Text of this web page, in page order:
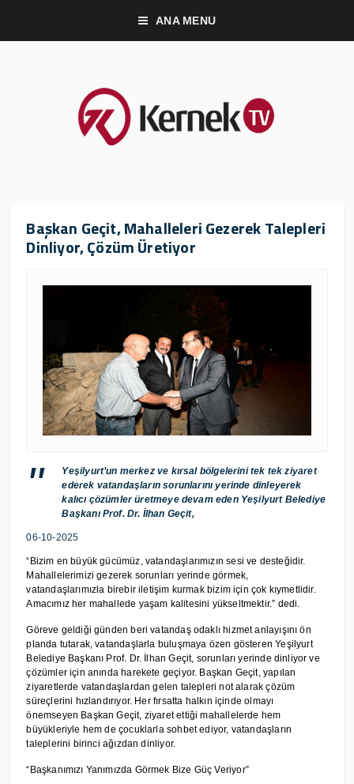
ANA MENU
Başkan Geçit, Mahalleleri Gezerek Talepleri
Dinliyor, Çözüm Üretiyor
Yeşilyurt’un merkez ve kırsal bölgelerini tek tek ziyaret
ederek vatandaşların sorunlarını yerinde dinleyerek
kalıcı çözümler üretmeye devam eden Yeşilyurt Belediye
Başkanı Prof. Dr. İlhan Geçit,
06-10-2025
“Bizim en büyük gücümüz, vatandaşlarımızın sesi ve desteğidir.
Mahallelerimizi gezerek sorunları yerinde görmek,
vatandaşlarımızla birebir iletişim kurmak bizim için çok kıymetlidir.
Amacımız her mahallede yaşam kalitesini yükseltmektir.” dedi.
Göreve geldiği günden beri vatandaş odaklı hizmet anlayışını ön
planda tutarak, vatandaşlarla buluşmaya özen gösteren Yeşilyurt
Belediye Başkanı Prof. Dr. İlhan Geçit, sorunları yerinde dinliyor ve
çözümler için anında harekete geçiyor. Başkan Geçit, yapılan
ziyaretlerde vatandaşlardan gelen talepleri not alarak çözüm
süreçlerini hızlandırıyor. Her fırsatta halkın içinde olmayı
önemseyen Başkan Geçit, ziyaret ettiği mahallelerde hem
büyükleriyle hem de çocuklarla sohbet ediyor, vatandaşların
taleplerini birinci ağızdan dinliyor.
“Başkanımızı Yanımızda Görmek Bize Güç Veriyor”